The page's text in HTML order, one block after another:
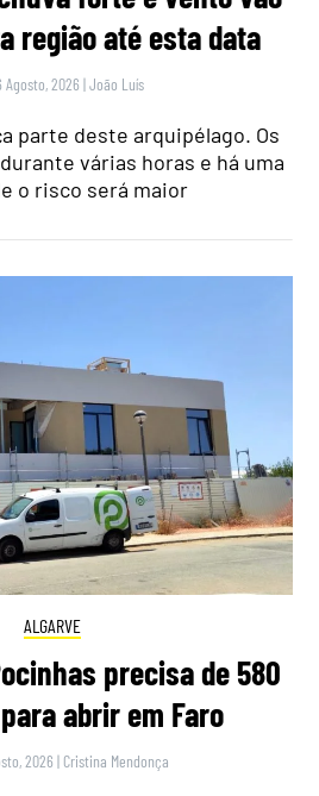
região até esta data
Agosto, 2026 |João Luís
parte deste arquipélago. Os
várias horas e há uma
o risco será maior
ALGARVE
precisa de 580
abrir em Faro
2026 | Cristina Mendonça